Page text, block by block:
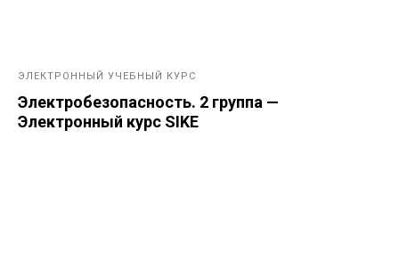
ЭЛЕКТРОННЫЙ УЧЕБНЫЙ КУРС
Электробезопасность. 2 группа —
Электронный курс SIKE